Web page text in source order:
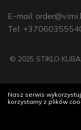
E-mail:
Tel:
© 2025 STIKLO
Nasz serwis
korzystamy z plików